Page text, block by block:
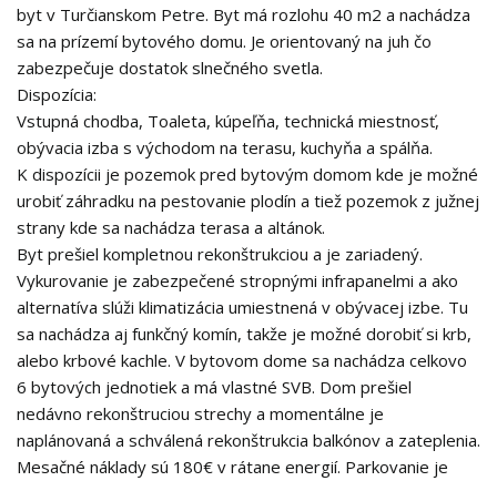
byt v Turčianskom Petre. Byt má rozlohu 40 m2 a nachádza
sa na prízemí bytového domu. Je orientovaný na juh čo
zabezpečuje dostatok slnečného svetla.
Dispozícia:
Vstupná chodba, Toaleta, kúpeľňa, technická miestnosť,
obývacia izba s východom na terasu, kuchyňa a spálňa.
K dispozícii je pozemok pred bytovým domom kde je možné
urobiť záhradku na pestovanie plodín a tiež pozemok z južnej
strany kde sa nachádza terasa a altánok.
Byt prešiel kompletnou rekonštrukciou a je zariadený.
Vykurovanie je zabezpečené stropnými infrapanelmi a ako
alternatíva slúži klimatizácia umiestnená v obývacej izbe. Tu
sa nachádza aj funkčný komín, takže je možné dorobiť si krb,
alebo krbové kachle. V bytovom dome sa nachádza celkovo
6 bytových jednotiek a má vlastné SVB. Dom prešiel
nedávno rekonštruciou strechy a momentálne je
naplánovaná a schválená rekonštrukcia balkónov a zateplenia.
Mesačné náklady sú 180€ v rátane energií. Parkovanie je